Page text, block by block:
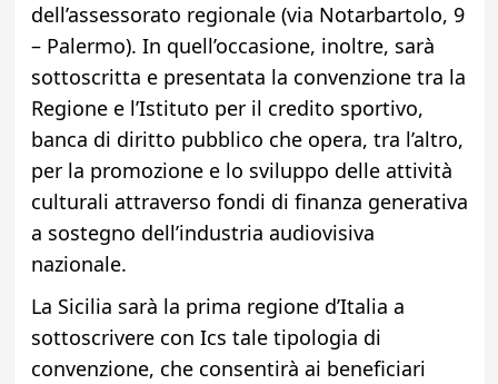
dell’assessorato regionale (via Notarbartolo, 9
– Palermo). In quell’occasione, inoltre, sarà
sottoscritta e presentata la convenzione tra la
Regione e l’Istituto per il credito sportivo,
banca di diritto pubblico che opera, tra l’altro,
per la promozione e lo sviluppo delle attività
culturali attraverso fondi di finanza generativa
a sostegno dell’industria audiovisiva
nazionale.
La Sicilia sarà la prima regione d’Italia a
sottoscrivere con Ics tale tipologia di
convenzione, che consentirà ai beneficiari